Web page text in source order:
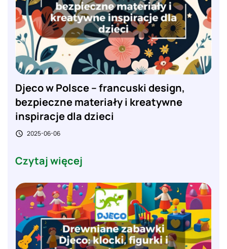
Djeco w Polsce – francuski design,
bezpieczne materiały i kreatywne
inspiracje dla dzieci
 2025-06-06
Czytaj więcej